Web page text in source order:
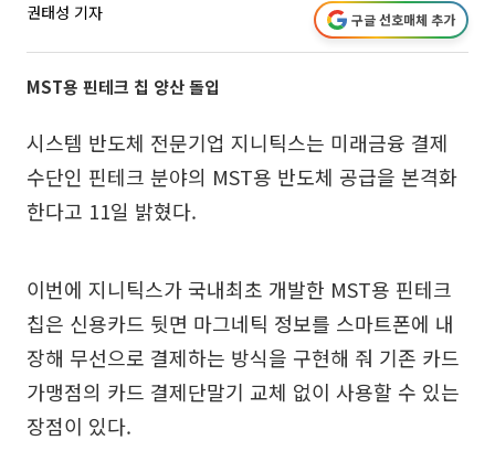
권태성 기자 구글 선호매체 추가
MST용 핀테크 칩 양산 돌입
시스템 반도체 전문기업 지니틱스는 미래금융 결제
수단인 핀테크 분야의 MST용 반도체 공급을 본격화
한다고 11일 밝혔다.
이번에 지니틱스가 국내최초 개발한 MST용 핀테크
칩은 신용카드 뒷면 마그네틱 정보를 스마트폰에 내
장해 무선으로 결제하는 방식을 구현해 줘 기존 카드
가맹점의 카드 결제단말기 교체 없이 사용할 수 있는
장점이 있다.